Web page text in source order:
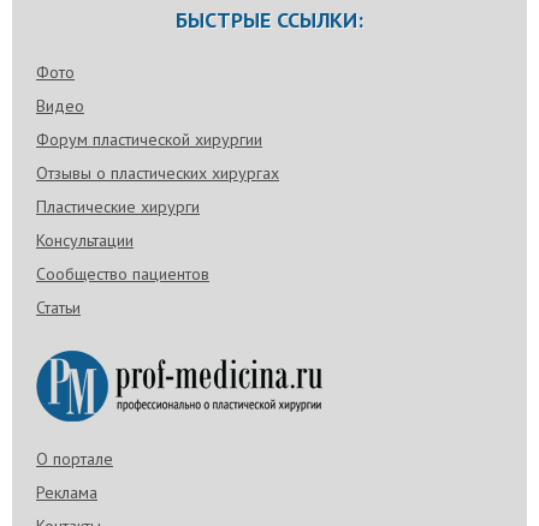
БЫСТРЫЕ ССЫЛКИ:
Фото
Видео
Форум пластической хирургии
Отзывы о пластических хирургах
Пластические хирурги
Консультации
Сообщество пациентов
Статьи
О портале
Реклама